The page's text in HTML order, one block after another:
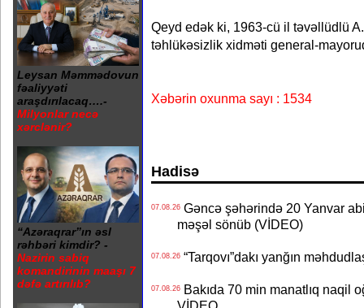
Leysan Məmmədovun
fəaliyyəti
araşdırılacaq….-
Milyonlar necə
xərclənir?
“Azəraqrar”ın əsl
rəhbəri kimdir? -
Nazirin sabiq
komandirinin maaşı 7
dəfə artırılıb?
Qeyd edək ki, 1963-cü il təvəllüdlü
təhlükəsizlik xidməti general-
Xəbərin oxunma sayı : 1534
Hadisə
07.08.26Gəncə şəhərində 20 Yanvar
məşəl sönüb (VİDEO)
07.08.26“Tarqovı”dakı yanğın
07.08.26Bakıda 70 min manatlıq naqil